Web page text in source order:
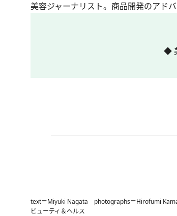
美容ジャーナリスト。商品開発のアド
◆
text＝Miyuki Nagata photographs＝Hirofumi
ビューティ＆ヘルス